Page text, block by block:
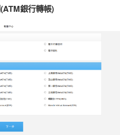
銀行轉帳)